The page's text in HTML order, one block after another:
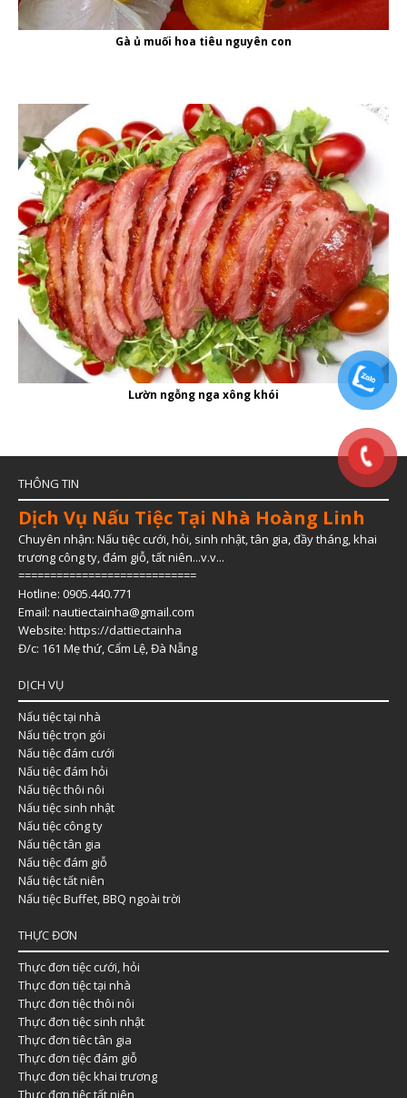
Gà ủ muối hoa tiêu nguyên con
Lườn ngỗng nga xông khói
THÔNG TIN
Dịch Vụ Nấu Tiệc Tại Nhà Hoàng Linh
Chuyên nhận: Nấu tiệc cưới, hỏi, sinh nhật, tân gia, đầy tháng, khai
trương công ty, đám giỗ, tất niên...v.v...
============================
Hotline: 0905.440.771
Email: nautiectainha@gmail.com
Website: https://dattiectainha
Đ/c: 161 Mẹ thứ, Cẩm Lệ, Đà Nẵng
DỊCH VỤ
Nấu tiệc tại nhà
Nấu tiệc trọn gói
Nấu tiệc đám cưới
Nấu tiệc đám hỏi
Nấu tiệc thôi nôi
Nấu tiệc sinh nhật
Nấu tiệc công ty
Nấu tiệc tân gia
Nấu tiệc đám giỗ
Nấu tiệc tất niên
Nấu tiệc Buffet, BBQ ngoài trời
THỰC ĐƠN
Thực đơn tiệc cưới, hỏi
Thực đơn tiệc tại nhà
Thực đơn tiệc thôi nôi
Thực đơn tiệc sinh nhật
Thực đơn tiêc tân gia
Thực đơn tiệc đám giỗ
Thực đơn tiệc khai trương
Thực đơn tiệc tất niên